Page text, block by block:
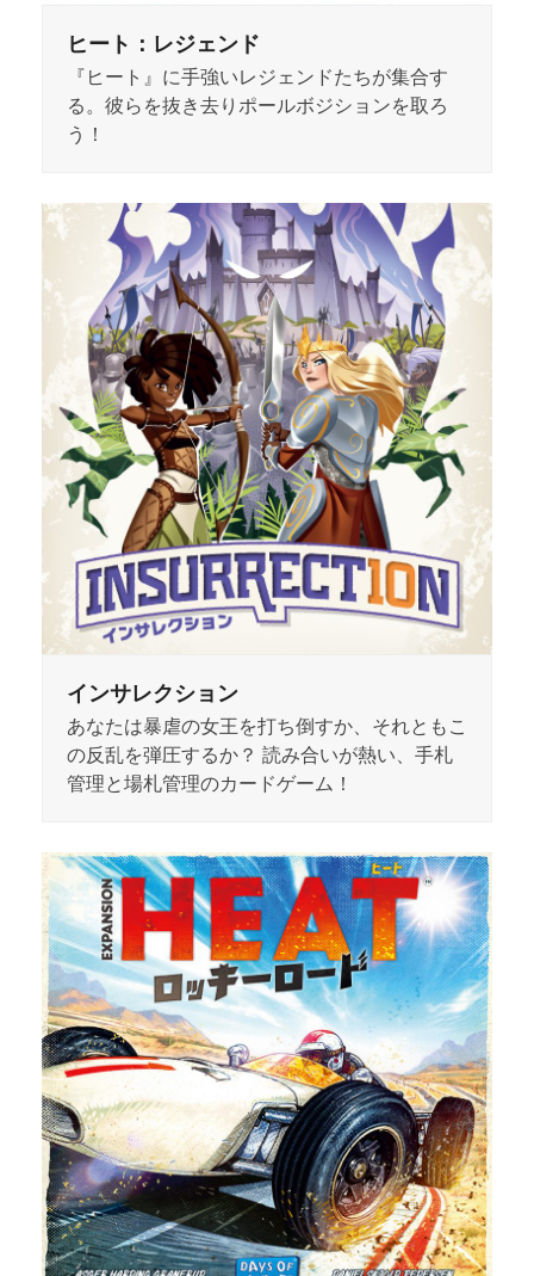
ヒート：レジェンド
『ヒート』に手強いレジェンドたちが集合す
る。彼らを抜き去りポールボジションを取ろ
う！
インサレクション
あなたは暴虐の女王を打ち倒すか、それともこ
の反乱を弾圧するか？ 読み合いが熱い、手札
管理と場札管理のカードゲーム！